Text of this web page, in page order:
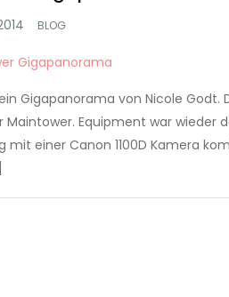
BLOG
Gigapanorama von Nicole Godt.
Maintower. Equipment war wieder
mit einer Canon 1100D Kamera